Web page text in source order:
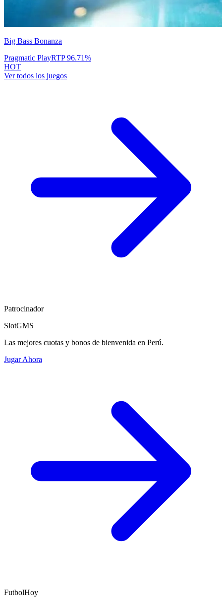
Big Bass Bonanza
Pragmatic PlayRTP96.71%
HOT
Ver todos los juegos
Patrocinador
SlotGMS
Las mejores cuotas y bonos de bienvenida en Perú.
Jugar Ahora
FutbolHoy